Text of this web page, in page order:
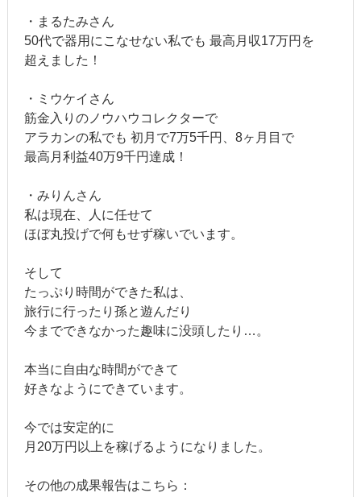
・まるたみさん
50代で器用にこなせない私でも 最高月収17万円を
超えました！
・ミウケイさん
筋金入りのノウハウコレクターで
アラカンの私でも 初月で7万5千円、8ヶ月目で
最高月利益40万9千円達成！
・みりんさん
私は現在、人に任せて
ほぼ丸投げで何もせず稼いでいます。
そして
たっぷり時間ができた私は、
旅行に行ったり孫と遊んだり
今までできなかった趣味に没頭したり…。
本当に自由な時間ができて
好きなようにできています。
今では安定的に
月20万円以上を稼げるようになりました。
その他の成果報告はこちら：